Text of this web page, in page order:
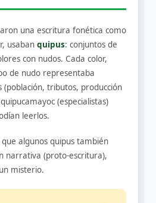
una escritura fonética como
usaban quipus: conjuntos de
con nudos. Cada color,
de nudo representaba
(población, tributos, producción
(especialistas)
leerlos.
algunos quipus también
narrativa (proto-escritura),
misterio.